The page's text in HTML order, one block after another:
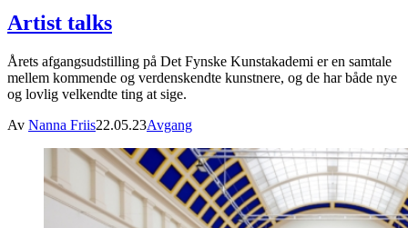
Artist talks
Årets afgangsudstilling på Det Fynske Kunstakademi er en samtale
mellem kommende og verdenskendte kunstnere, og de har både nye
og lovlig velkendte ting at sige.
Av Nanna Friis22.05.23Avgang